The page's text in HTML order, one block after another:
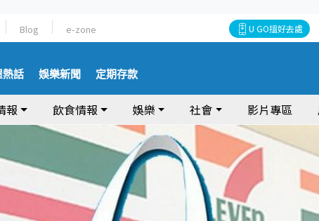
Blog e-zone U GO搵好去處
熱話 娛樂新聞 定期存款
報 飲食情報 娛樂 社會 影片專區